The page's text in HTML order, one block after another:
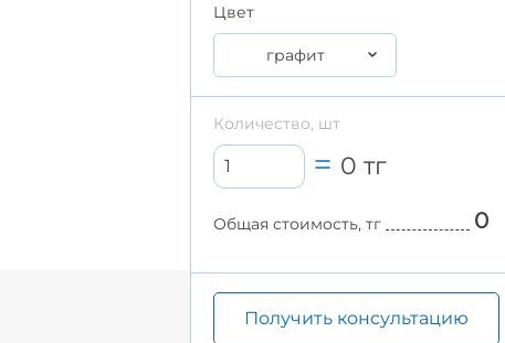
Цвет
графит
Количество, шт
0 тг
Общая стоимость, тг 0
Получить консультацию